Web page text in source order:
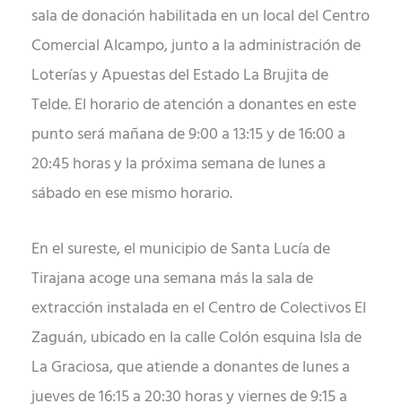
sala de donación habilitada en un local del Centro
Comercial Alcampo, junto a la administración de
Loterías y Apuestas del Estado La Brujita de
Telde. El horario de atención a donantes en este
punto será mañana de 9:00 a 13:15 y de 16:00 a
20:45 horas y la próxima semana de lunes a
sábado en ese mismo horario.
En el sureste, el municipio de Santa Lucía de
Tirajana acoge una semana más la sala de
extracción instalada en el Centro de Colectivos El
Zaguán, ubicado en la calle Colón esquina Isla de
La Graciosa, que atiende a donantes de lunes a
jueves de 16:15 a 20:30 horas y viernes de 9:15 a